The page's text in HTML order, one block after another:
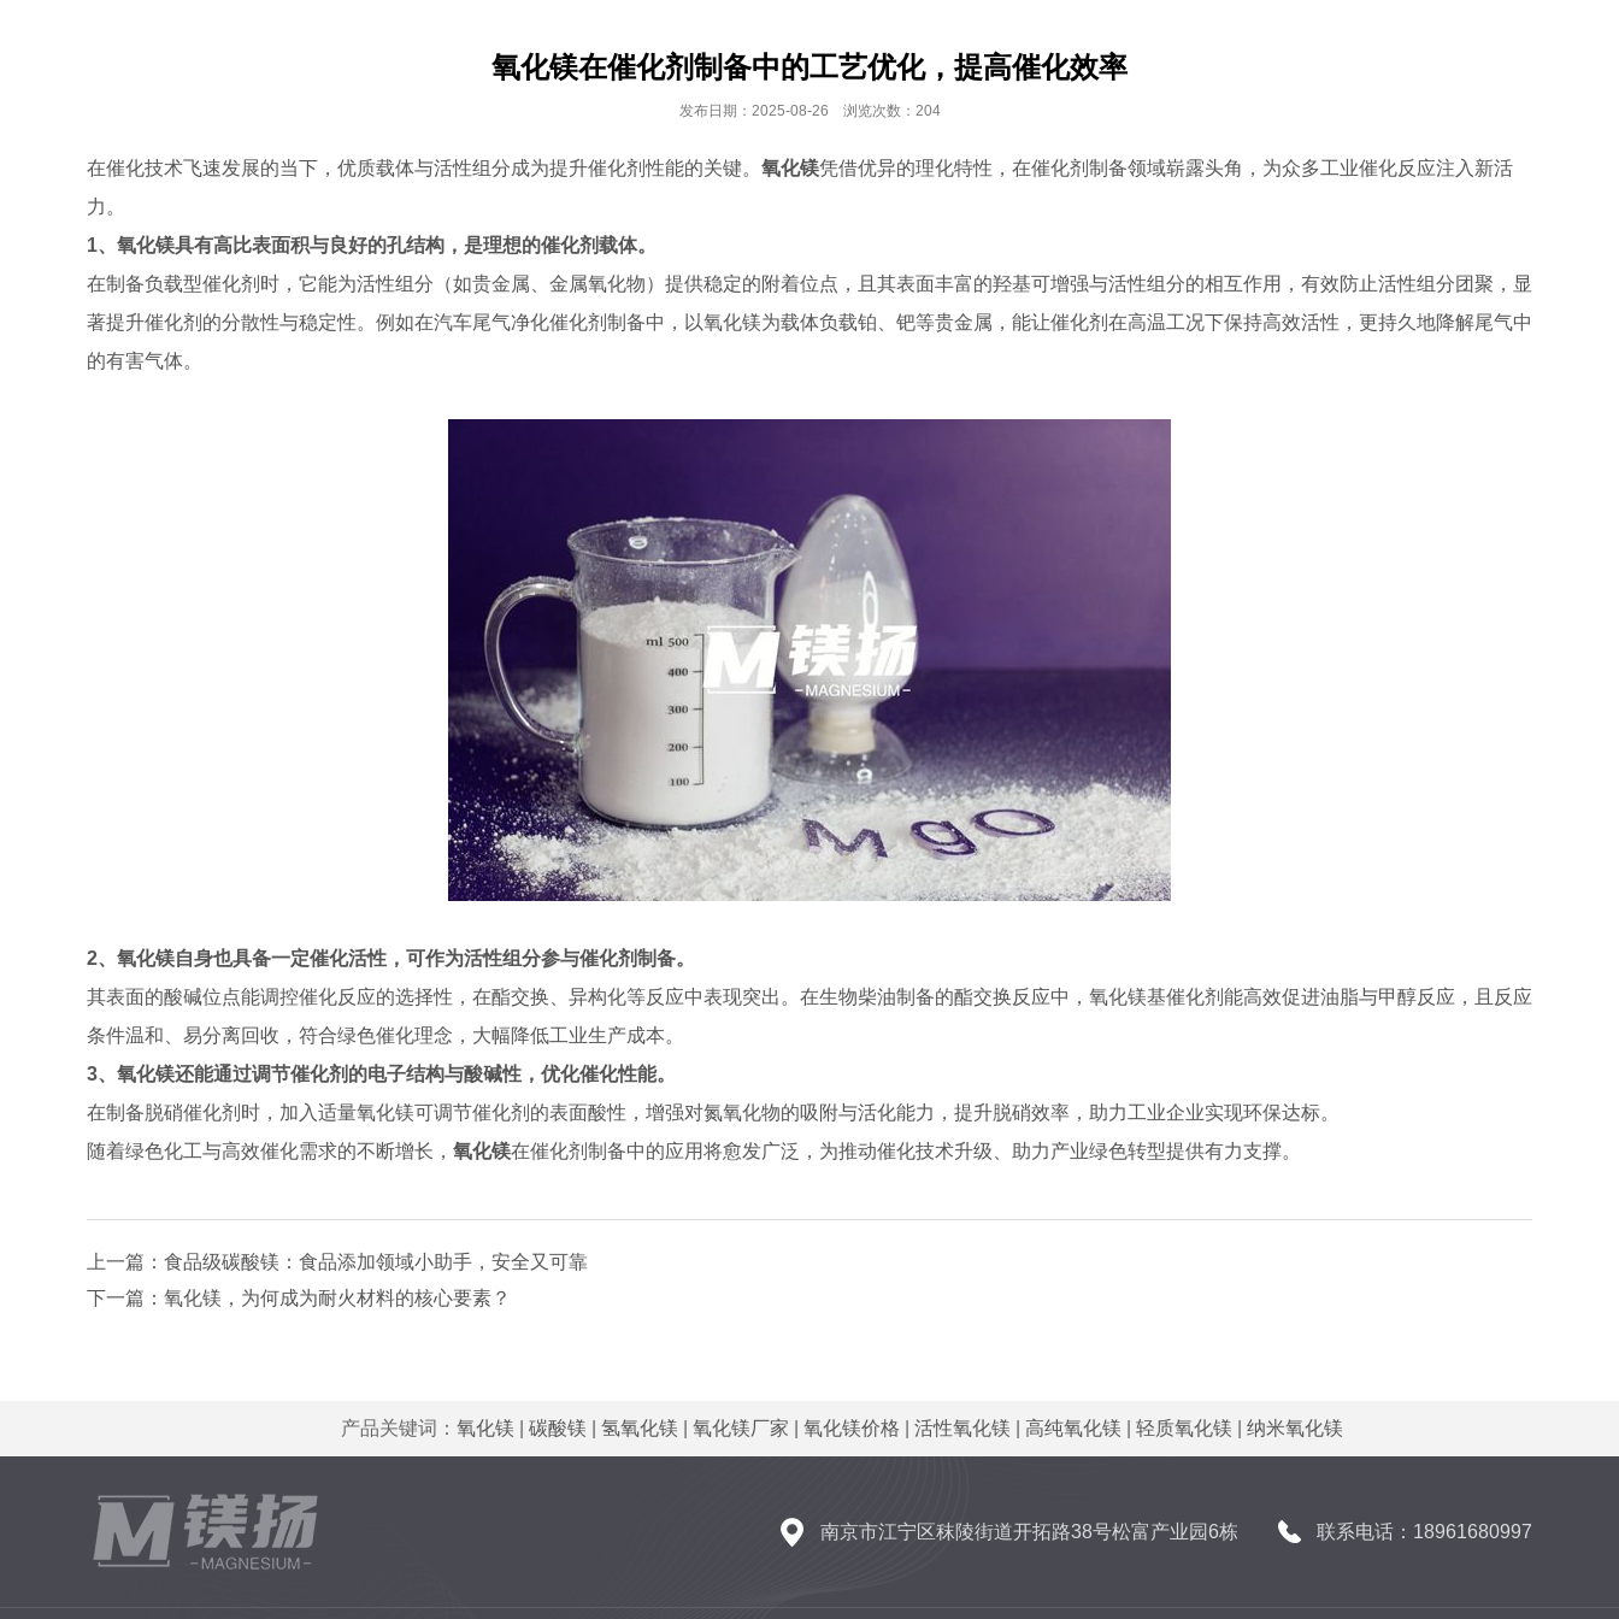
氧化镁在催化剂制备中的工艺优化，提高催化效率
发布日期：2025-08-26 浏览次数：204
在催化技术飞速发展的当下，优质载体与活性组分成为提升催化剂性能的关键。 氧化镁凭借优异的理化特性，在催化剂制备领域崭露头角，为众多工业催化反应注入新活
力。
1、氧化镁具有高比表面积与良好的孔结构，是理想的催化剂载体。
在制备负载型催化剂时，它能为活性组分（如贵金属、金属氧化物）提供稳定的附着位点，且其表面丰富的羟基可增强与活性组分的相互作用，有效防止活性组分团聚，显
著提升催化剂的分散性与稳定性。例如在汽车尾气净化催化剂制备中，以氧化镁为载体负载铂、钯等贵金属，能让催化剂在高温工况下保持高效活性，更持久地降解尾气中
的有害气体。
2、氧化镁自身也具备一定催化活性，可作为活性组分参与催化剂制备。
其表面的酸碱位点能调控催化反应的选择性，在酯交换、异构化等反应中表现突出。在生物柴油制备的酯交换反应中，氧化镁基催化剂能高效促进油脂与甲醇反应，且反应
条件温和、易分离回收，符合绿色催化理念，大幅降低工业生产成本。
3、氧化镁还能通过调节催化剂的电子结构与酸碱性，优化催化性能。
在制备脱硝催化剂时，加入适量氧化镁可调节催化剂的表面酸性，增强对氮氧化物的吸附与活化能力，提升脱硝效率，助力工业企业实现环保达标。
随着绿色化工与高效催化需求的不断增长， 氧化镁在催化剂制备中的应用将愈发广泛，为推动催化技术升级、助力产业绿色转型提供有力支撑。
上一篇： 食品级碳酸镁：食品添加领域小助手，安全又可靠
下一篇： 氧化镁，为何成为耐火材料的核心要素？
产品关键词： 氧化镁 碳酸镁 氢氧化镁 氧化镁厂家 氧化镁价格 活性氧化镁 高纯氧化镁 轻质氧化镁 纳米氧化镁
南京市江宁区秣陵街道开拓路38号松富产业园6栋 联系电话：18961680997